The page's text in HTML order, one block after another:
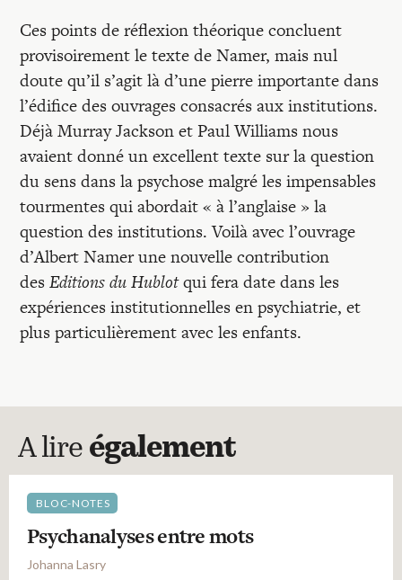
Ces points de réflexion théorique concluent
provisoirement le texte de Namer, mais nul
doute qu’il s’agit là d’une pierre importante dans
l’édifice des ouvrages consacrés aux institutions.
Déjà Murray Jackson et Paul Williams nous
avaient donné un excellent texte sur la question
du sens dans la psychose malgré les impensables
tourmentes qui abordait « à l’anglaise » la
question des institutions. Voilà avec l’ouvrage
d’Albert Namer une nouvelle contribution
desEditions du Hublotqui fera date dans les
expériences institutionnelles en psychiatrie, et
plus particulièrement avec les enfants.
A lire également
BLOC-NOTES
Psychanalyses entre mots
Johanna Lasry